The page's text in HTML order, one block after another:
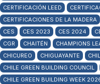
CERTIFICACIÓN LEED
CERTIFICACIONES DE LA MADERA
CES
CES 2023 CES 2024
CGR
CHAITÉN CHAMPIONS
CHICUREO
CHIGUAYANTE
CHILE GREEN BUILDING COUNCIL
CHILE GREEN BUILDING WEEK